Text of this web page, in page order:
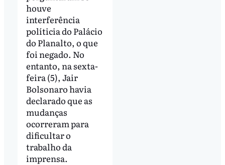
houve
interferência
políticia do Palácio
do Planalto, o que
foi negado. No
entanto, na sexta-
feira (5), Jair
Bolsonaro havia
declarado que as
mudanças
ocorreram para
dificultar o
trabalho da
imprensa.